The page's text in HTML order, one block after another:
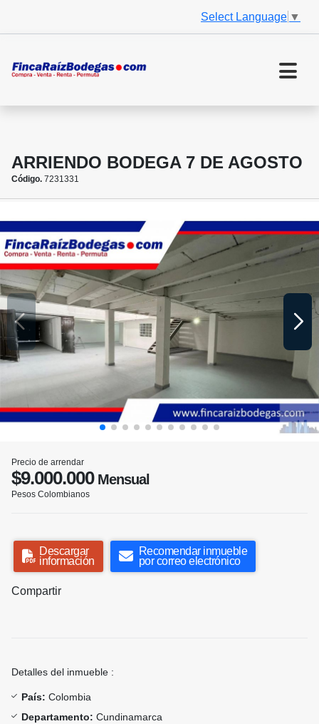
Select Language ▼
ARRIENDO BODEGA 7 DE AGOSTO
Código. 7231331
Precio de arrendar
$9.000.000Mensual
Pesos Colombianos
Descargar
información
Recomendar inmueble
por correo electrónico
Compartir
Detalles del inmueble :
País: Colombia
Departamento: Cundinamarca